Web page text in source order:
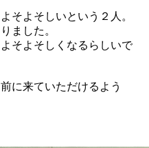
そよそしいという２人。
ました。
そよそしくなるらしいで
に来ていただけるよう